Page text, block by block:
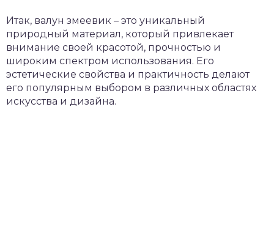
Итак, валун змеевик – это уникальный
природный материал, который привлекает
внимание своей красотой, прочностью и
широким спектром использования. Его
эстетические свойства и практичность делают
его популярным выбором в различных областях
искусства и дизайна.